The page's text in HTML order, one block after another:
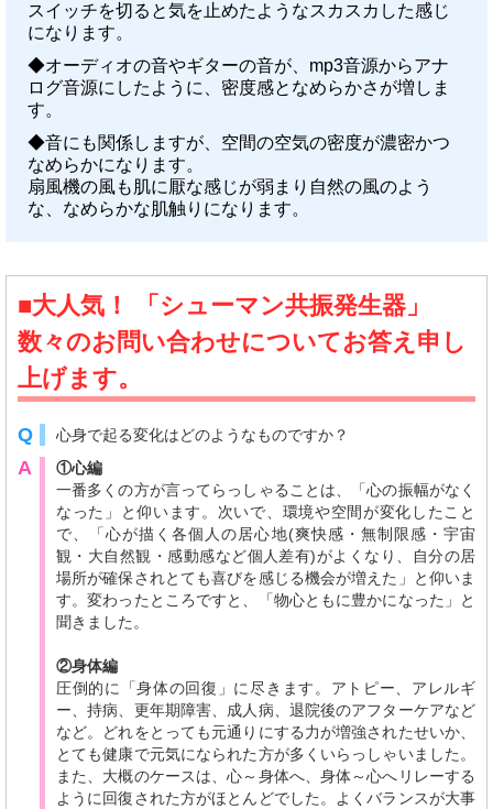
スイッチを切ると気を止めたようなスカスカした感じ
になります。
◆オーディオの音やギターの音が、mp3音源からアナ
ログ音源にしたように、密度感となめらかさが増しま
す。
◆音にも関係しますが、空間の空気の密度が濃密かつ
なめらかになります。
扇風機の風も肌に厭な感じが弱まり自然の風のよう
な、なめらかな肌触りになります。
■大人気！ 「シューマン共振発生器」
数々のお問い合わせについてお答え申し
上げます。
Q 心身で起る変化はどのようなものですか？
A
①心編
一番多くの方が言ってらっしゃることは、「心の振幅がなく
なった」と仰います。次いで、環境や空間が変化したこと
で、「心が描く各個人の居心地(爽快感・無制限感・宇宙
観・大自然観・感動感など個人差有)がよくなり、自分の居
場所が確保されとても喜びを感じる機会が増えた」と仰いま
す。変わったところですと、「物心ともに豊かになった」と
聞きました。
②身体編
圧倒的に「身体の回復」に尽きます。アトピー、アレルギ
ー、持病、更年期障害、成人病、退院後のアフターケアなど
など。どれをとっても元通りにする力が増強されたせいか、
とても健康で元気になられた方が多くいらっしゃいました。
また、大概のケースは、心～身体へ、身体～心へリレーする
ように回復された方がほとんどでした。よくバランスが大事